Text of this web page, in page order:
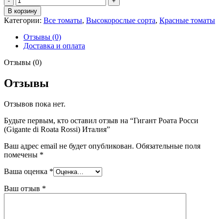
товара
Гигант
Роата
Росси
(Gigante
Roata
В корзину
Категории: Все томаты, Высокорослые сорта, Красные томаты
Отзывы (0)
Доставка и оплата
Отзывы (0)
Отзывы
Отзывов пока нет.
Будьте первым, кто оставил отзыв на “Гигант Роата Росси
(Gigante di Roata Rossi) Италия”
Ваш адрес email не будет опубликован. Обязательные поля
помечены *
Ваша оценка *
Ваш отзыв *